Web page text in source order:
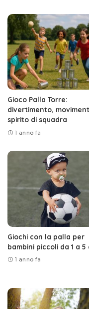
Gioco Palla Torre:
divertimento,
spirito di squadra
1 anno fa
Giochi con la palla per
bambini piccoli da 1 a 5
1 anno fa